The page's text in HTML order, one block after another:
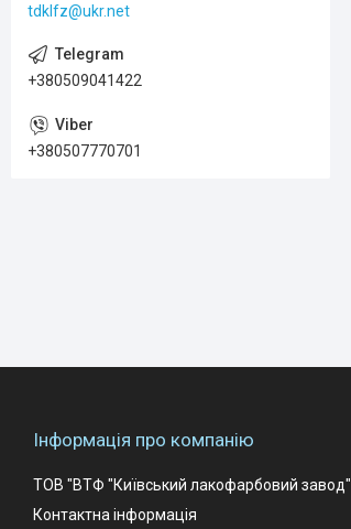
tdklfz@ukr.net
+380509041422
+380507770701
Інформація про компанію
ТОВ "ВТФ "Київський лакофарбовий завод"
Контактна інформація